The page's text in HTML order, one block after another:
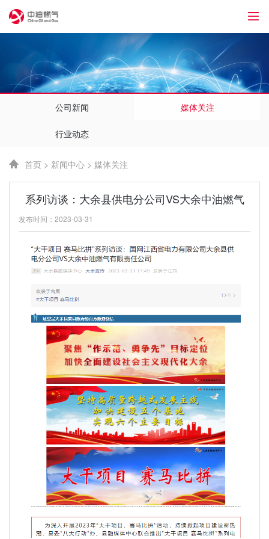
公司新闻 媒体关注
行业动态
首页 > 新闻中心 > 媒体关注
系列访谈：大余县供电分公司VS大余中油燃气
发布时间：2023-03-31